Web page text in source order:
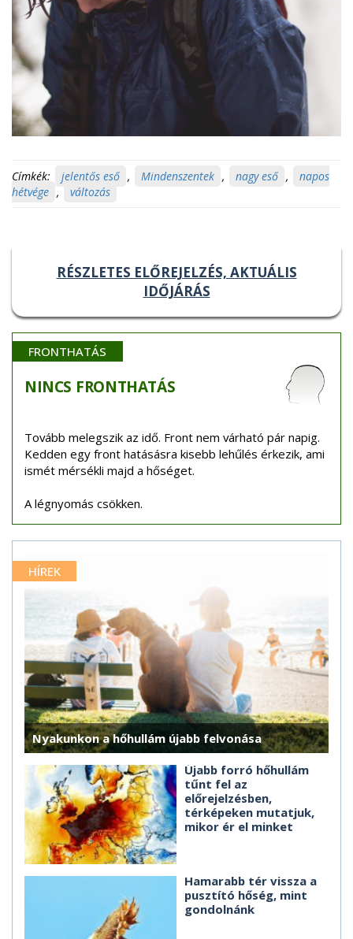
Címkék: jelentős eső , Mindenszentek , nagy eső ,
napos
hétvége , változás
RÉSZLETES ELŐREJELZÉS, AKTUÁLIS
IDŐJÁRÁS
FRONTHATÁS
NINCS FRONTHATÁS
Tovább melegszik az idő. Front nem várható pár napig.
Kedden egy front hatásásra kisebb lehűlés érkezik, ami
ismét mérsékli majd a hőséget.
A légnyomás csökken.
HÍREK
Nyakunkon a hőhullám újabb felvonása
Újabb forró hőhullám
tűnt fel az
előrejelzésben,
térképeken mutatjuk,
mikor ér el minket
Hamarabb tér vissza a
pusztító hőség, mint
gondolnánk